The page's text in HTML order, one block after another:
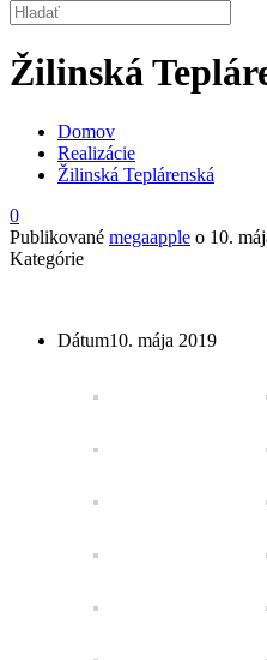
Žilinská
Domov
Realizácie
Žilinská Teplárenská
0
Publikované megaapple o 10.
Kategórie
Dátum10. mája 2019